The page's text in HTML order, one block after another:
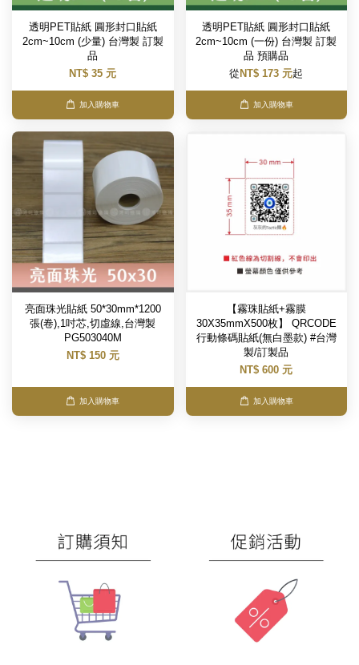
透明PET貼紙 圓形封口貼紙
2cm~10cm (少量) 台灣製 訂製
品
NT$ 35 元
加入購物車
透明PET貼紙 圓形封口貼紙
2cm~10cm (一份) 台灣製 訂製
品 預購品
從 NT$ 173 元起
加入購物車
亮面珠光貼紙 50*30mm*1200
張(卷),1吋芯,切虛線,台灣製
PG503040M
NT$ 150 元
加入購物車
【霧珠貼紙+霧膜
30X35mmX500枚】 QRCODE
行動條碼貼紙(無白墨款) #台灣
製/訂製品
NT$ 600 元
加入購物車